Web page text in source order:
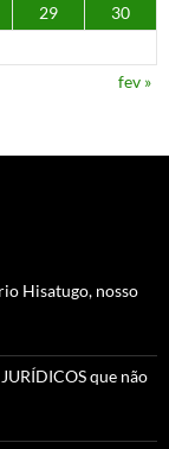
29
30
fev »
Hisatugo, nosso
que não